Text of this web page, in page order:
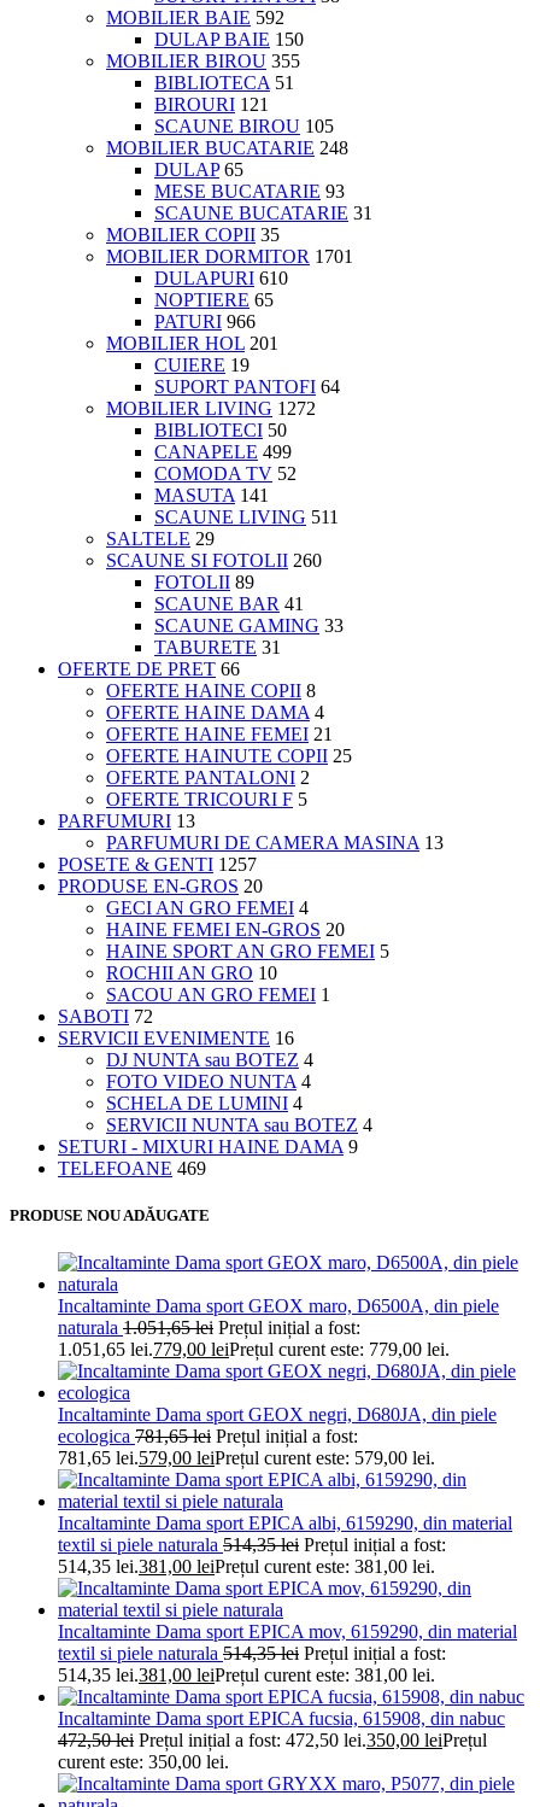
MOBILIER BAIE 592
DULAP BAIE 150
MOBILIER BIROU 355
BIBLIOTECA 51
BIROURI 121
SCAUNE BIROU 105
MOBILIER BUCATARIE 248
DULAP 65
MESE BUCATARIE 93
SCAUNE BUCATARIE 31
MOBILIER COPII 35
MOBILIER DORMITOR 1701
DULAPURI 610
NOPTIERE 65
PATURI 966
MOBILIER HOL 201
CUIERE 19
SUPORT PANTOFI 64
MOBILIER LIVING 1272
BIBLIOTECI 50
CANAPELE 499
COMODA TV 52
MASUTA 141
SCAUNE LIVING 511
SALTELE 29
SCAUNE SI FOTOLII 260
FOTOLII 89
SCAUNE BAR 41
SCAUNE GAMING 33
TABURETE 31
OFERTE DE PRET 66
OFERTE HAINE COPII 8
OFERTE HAINE DAMA 4
OFERTE HAINE FEMEI 21
OFERTE HAINUTE COPII 25
OFERTE PANTALONI 2
OFERTE TRICOURI F 5
PARFUMURI 13
PARFUMURI DE CAMERA MASINA 13
POSETE & GENTI 1257
PRODUSE EN-GROS 20
GECI AN GRO FEMEI 4
HAINE FEMEI EN-GROS 20
HAINE SPORT AN GRO FEMEI 5
ROCHII AN GRO 10
SACOU AN GRO FEMEI 1
SABOTI 72
SERVICII EVENIMENTE 16
DJ NUNTA sau BOTEZ 4
FOTO VIDEO NUNTA 4
SCHELA DE LUMINI 4
SERVICII NUNTA sau BOTEZ 4
SETURI - MIXURI HAINE DAMA 9
TELEFOANE 469
PRODUSE NOU ADĂUGATE
Incaltaminte Dama sport GEOX maro, D6500A, din piele
naturala 1.051,65lei Prețul inițial a fost:
1.051,65 lei.779,00 leiPrețul curent este: 779,00 lei.
Incaltaminte Dama sport GEOX negri, D680JA, din piele
ecologica 781,65lei Prețul inițial a fost:
781,65 lei.579,00 leiPrețul curent este: 579,00 lei.
Incaltaminte Dama sport EPICA albi, 6159290, din material
textil si piele naturala 514,35lei Prețul inițial a fost:
514,35 lei.381,00 leiPrețul curent este: 381,00 lei.
Incaltaminte Dama sport EPICA mov, 6159290, din material
textil si piele naturala 514,35lei Prețul inițial a fost:
514,35 lei.381,00 leiPrețul curent este: 381,00 lei.
Incaltaminte Dama sport EPICA fucsia, 615908, din nabuc
472,50lei Prețul inițial a fost: 472,50 lei.350,00 leiPrețul
curent este: 350,00 lei.